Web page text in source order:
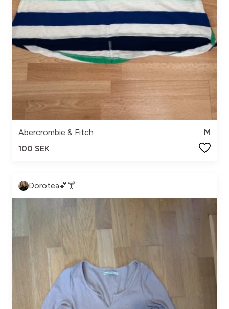
Abercrombie & Fitch
M
100 SEK
Dorotea💕🍸